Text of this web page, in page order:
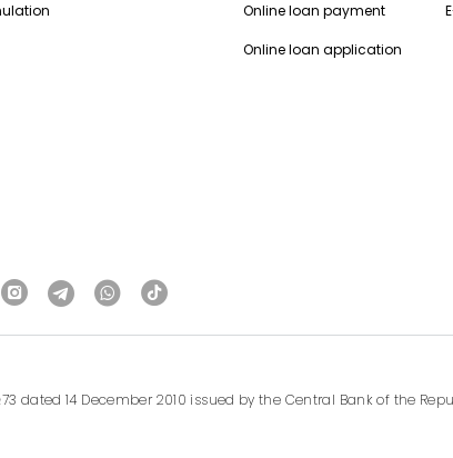
Online loan payment
Online loan application
dated 14 December 2010 issued by the Central Bank of the